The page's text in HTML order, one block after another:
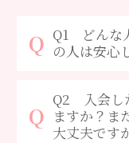
Q1 どんな
の人は安心
Q2 入会し
ますか？ま
大丈夫です